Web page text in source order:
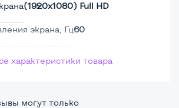
(1920х1080) Full HD
экрана, Гц60
Матовая
характеристики товара
могут только